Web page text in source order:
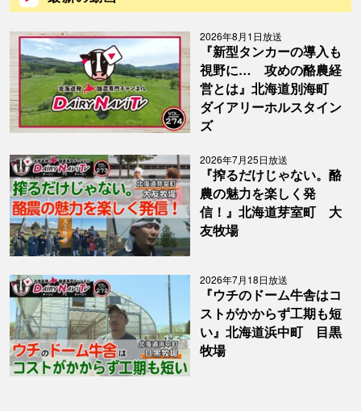
2026年8月1日放送
『新型タンカーの導入も
視野に… 攻めの酪農経
営とは』北海道別海町
ダイアリーホルスタイン
ズ
2026年7月25日放送
『搾るだけじゃない。酪
農の魅力を楽しく発
信！』北海道芽室町 大
友牧場
2026年7月18日放送
『ウチのドーム牛舎はコ
ストがかからず工期も短
い』北海道浜中町 目黒
牧場